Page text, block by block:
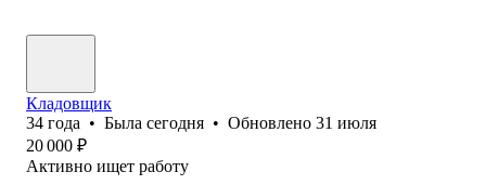
Кладовщик
34 года • Была сегодня • Обновлено 31 июля
20 000 ₽
Активно ищет работу